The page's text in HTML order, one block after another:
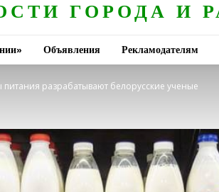
ГОРОДА И
Объявления Рекламодателям
разрабатывают белорусские ученые